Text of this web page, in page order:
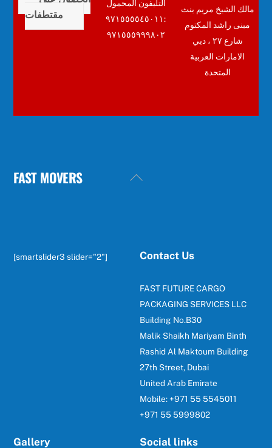
مقتطفات
التليفون المحمول
:٩٧١٥٥٥٥٤٥٠١١
٩٧١٥٥٥٩٩٩٨٠٢
مالك الشيخ مريم بنث
مبنى راشد المكتوم
شارع ٢٧ ، دبي
الامارات العربية
المتحدة
Back
FAST MOVERS
[smartslider3 slider="2"] Contact Us
FAST FUTURE CARGO
PACKAGING SERVICES LLC
Building No.B30
Malik Shaikh Mariyam Binth
Rashid Al Maktoum Building
27th Street, Dubai
United Arab Emirate
Mobile: +971 55 5545011
+971 55 5999802
Gallery Social links